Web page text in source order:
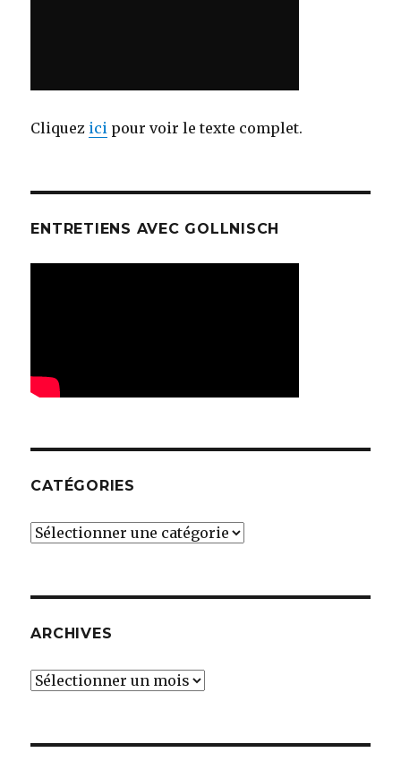
Cliquez ici pour voir le texte complet.
ENTRETIENS AVEC GOLLNISCH
CATÉGORIES
Catégories
ARCHIVES
Archives